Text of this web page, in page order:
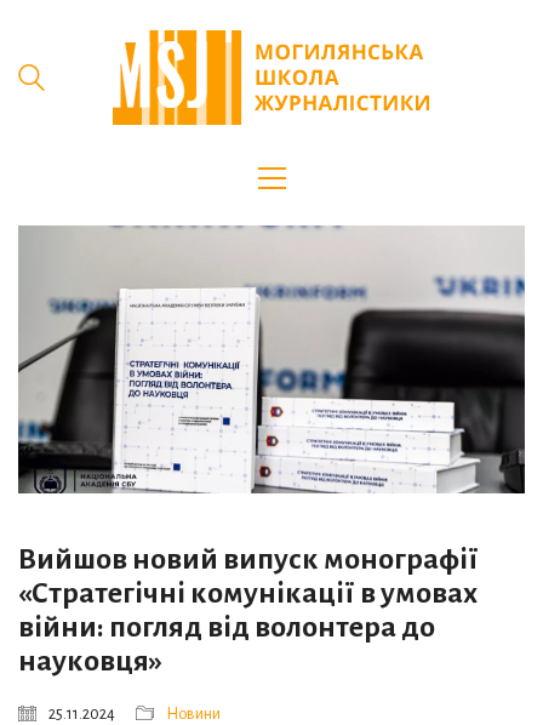
Вийшов новий випуск монографії
«Стратегічні комунікації в умовах
війни: погляд від волонтера до
науковця»
25.11.2024 Новини